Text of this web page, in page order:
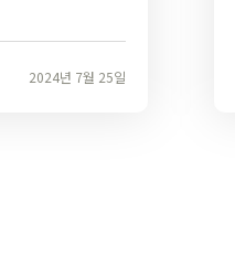
2024년 7월 25일